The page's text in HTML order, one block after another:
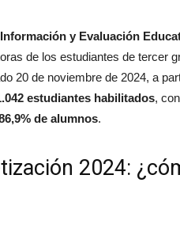
y Evaluación
de los estudiantes de tercer
20 de noviembre de 2024, a
estudiantes habilitados,
de alumnos.
2024: